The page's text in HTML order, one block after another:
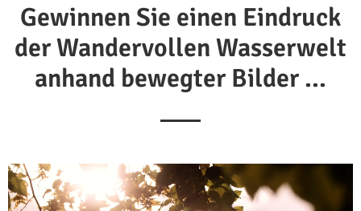
Gewinnen Sie einen Eindruck
der Wandervollen Wasserwelt
anhand bewegter Bilder ...